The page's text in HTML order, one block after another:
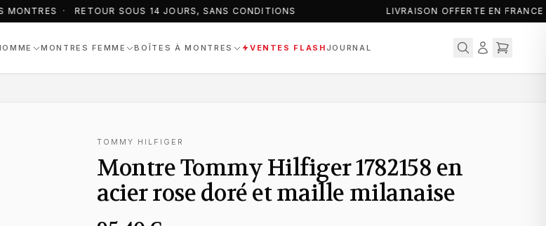
· RETOUR SOUS 14 JOURS, SANS CONDITIONS LIVRAISON OFFERTE EN
MONTRES FEMME BOÎTES À MONTRES VENTES FLASH JOURNAL
TOMMY HILFIGER
Montre Tommy Hilfiger 1782158 en
acier rose doré et maille milanaise